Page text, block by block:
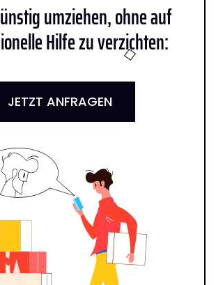
umziehen, ohne auf
Hilfe zu verzichten:
JETZT ANFRAGEN